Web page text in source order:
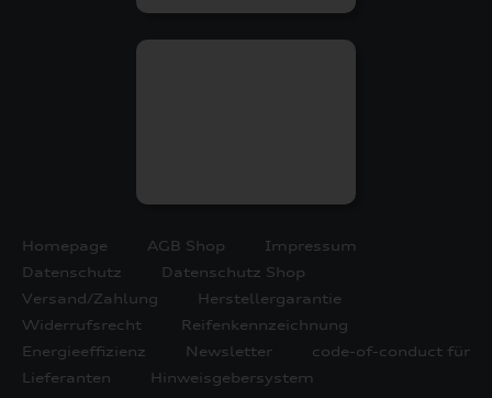
Homepage AGB Shop
Impressum
Datenschutz
Datenschutz Shop
Versand/Zahlung
Herstellergarantie
Widerrufsrecht
Reifenkennzeichnung
Energieeffizienz
Newsletter
code-of-conduct für
Lieferanten
Hinweisgebersystem